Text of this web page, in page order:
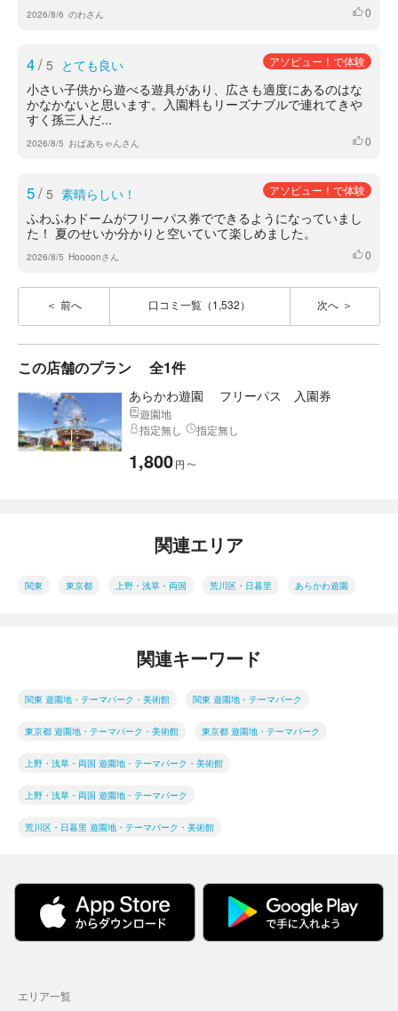
2026/8/6 のわさん いいね
0
4/ 5 とても良い アソビュー！で体験
小さい子供から遊べる遊具があり、広さも適度にあるのはな
かなかないと思います。入園料もリーズナブルで連れてきや
すく孫三人だ...
2026/8/5 おばあちゃんさん いいね
0
5/ 5 素晴らしい！ アソビュー！で体験
ふわふわドームがフリーパス券でできるようになっていまし
た！ 夏のせいか分かりと空いていて楽しめました。
2026/8/5 Hoooonさん いいね
0
前へ 口コミ一覧（1,532） 次へ
この店舗のプラン 全1件
あらかわ遊園 フリーパス 入園券
遊園地
指定無し
指定無し
1,800円 〜
関連エリア
関東 東京都 上野・浅草・両国 荒川区・日暮里 あらかわ遊園
関連キーワード
関東 遊園地・テーマパーク・美術館 関東 遊園地・テーマパーク
東京都 遊園地・テーマパーク・美術館 東京都 遊園地・テーマパーク
上野・浅草・両国 遊園地・テーマパーク・美術館
上野・浅草・両国 遊園地・テーマパーク
荒川区・日暮里 遊園地・テーマパーク・美術館
エリア一覧